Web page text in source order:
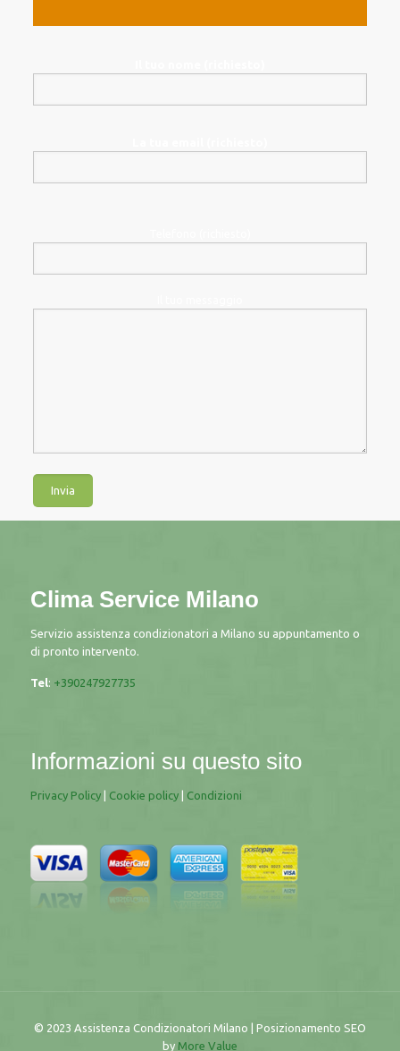
Clima Service Milano
Servizio assistenza condizionatori a Milano su appuntamento o
di pronto intervento.
Tel: +390247927735
Informazioni su questo sito
Privacy Policy| Cookie policy| Condizioni
© 2023 Assistenza Condizionatori Milano | Posizionamento SEO
by More Value